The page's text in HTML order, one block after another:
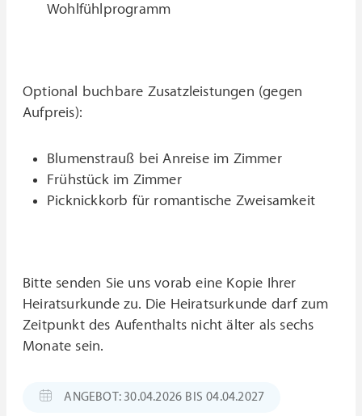
Wohlfühlprogramm
Optional buchbare Zusatzleistungen (gegen
Aufpreis):
Blumenstrauß bei Anreise im Zimmer
Frühstück im Zimmer
Picknickkorb für romantische Zweisamkeit
Bitte senden Sie uns vorab eine Kopie Ihrer
Heiratsurkunde zu. Die Heiratsurkunde darf zum
Zeitpunkt des Aufenthalts nicht älter als sechs
Monate sein.
ANGEBOT: 30.04.2026 BIS 04.04.2027